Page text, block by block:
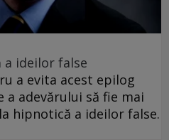
ideilor false
a evita acest epilog
a adevărului să fie mai
hipnotică a ideilor false.